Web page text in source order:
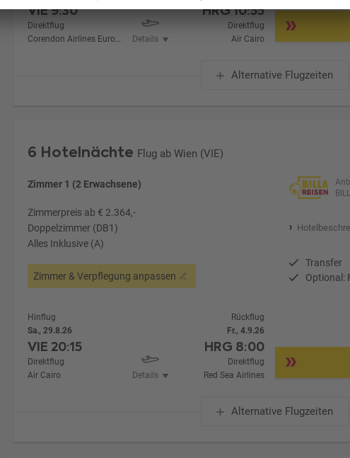
VIE9:30
Direktflug
Corendon Airlines Europe
Details
HRG10:55
Direktflug
Air Cairo
Alternative Flugzeiten
6 Hotelnächte Flug ab Wien (VIE)
Zimmer 1 (2 Erwachsene)
Zimmerpreis ab € 2.364,-
Doppelzimmer (DB1)
Alles Inklusive (A)
Zimmer & Verpflegung anpassen
Transfer
Optional:
Hinflug
Sa., 29.8.26
VIE 20:15
Direktflug
Air Cairo
Details
Rückflug
Fr., 4.9.26
HRG 8:00
Direktflug
Red Sea Airlines
Alternative Flugzeiten